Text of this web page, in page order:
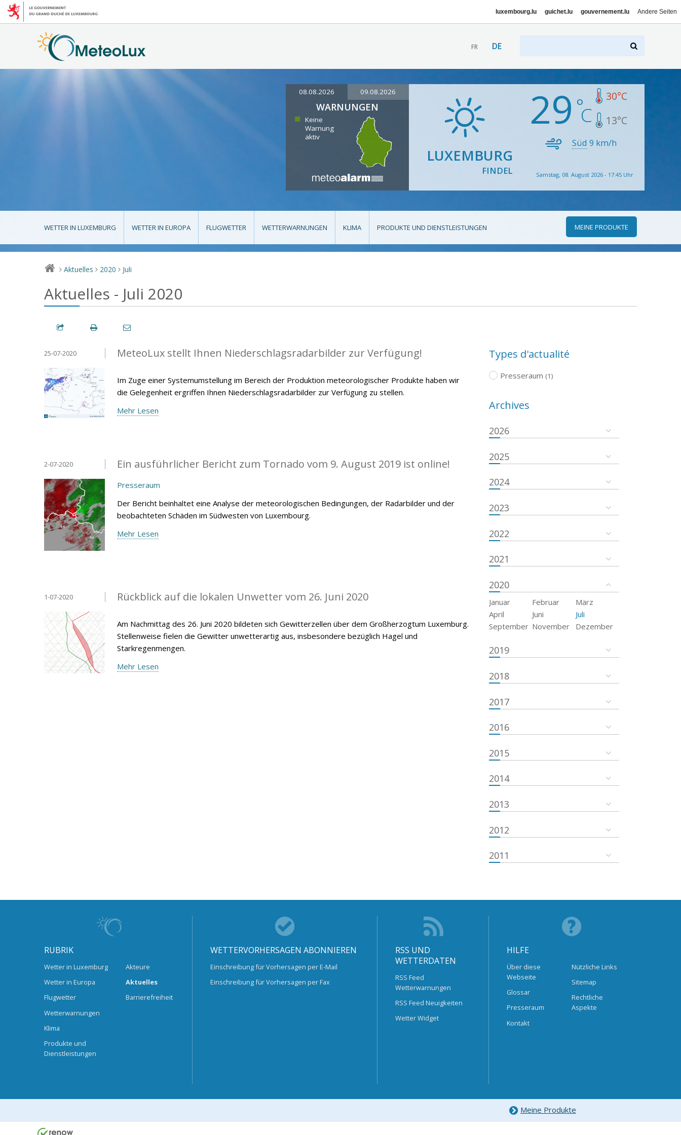
luxembourg.lu guichet.lu gouvernement.lu Andere Seiten
FR DE
08.08.2026 09.08.2026
WARNUNGEN
Keine
Warnung
aktiv
LUXEMBURG
FINDEL
29 30°C
13°C
Süd 9 km/h
Samstag, 08. August 2026 - 17:45 Uhr
WETTER IN LUXEMBURG WETTER IN EUROPA FLUGWETTER WETTERWARNUNGEN KLIMA PRODUKTE UND DIENSTLEISTUNGEN MEINE PRODUKTE
> Aktuelles > 2020 > Juli
Aktuelles - Juli 2020
MeteoLux stellt Ihnen Niederschlagsradarbilder zur Verfügung!
25-07-2020
Im Zuge einer Systemumstellung im Bereich der Produktion meteorologischer Produkte haben wir
die Gelegenheit ergriffen Ihnen Niederschlagsradarbilder zur Verfügung zu stellen.
Mehr Lesen
Ein ausführlicher Bericht zum Tornado vom 9. August 2019 ist online!
2-07-2020
Presseraum
Der Bericht beinhaltet eine Analyse der meteorologischen Bedingungen, der Radarbilder und der
beobachteten Schäden im Südwesten von Luxembourg.
Mehr Lesen
Rückblick auf die lokalen Unwetter vom 26. Juni 2020
1-07-2020
Am Nachmittag des 26. Juni 2020 bildeten sich Gewitterzellen über dem Großherzogtum Luxemburg.
Stellenweise fielen die Gewitter unwetterartig aus, insbesondere bezüglich Hagel und
Starkregenmengen.
Mehr Lesen
Types d'actualité
Presseraum (1)
Archives
2026
2025
2024
2023
2022
2021
2020
Januar Februar
März
April
Juni
Juli
September November Dezember
2019
2018
2017
2016
2015
2014
2013
2012
2011
RUBRIK
Wetter in Luxemburg
Wetter in Europa
Flugwetter
Wetterwarnungen
Klima
Produkte und
Dienstleistungen
Akteure
Aktuelles
Barrierefreiheit
WETTERVORHERSAGEN ABONNIEREN
Einschreibung für Vorhersagen per E-Mail
Einschreibung für Vorhersagen per Fax
RSS UND
WETTERDATEN
RSS Feed
Wetterwarnungen
RSS Feed Neuigkeiten
Wetter Widget
HILFE
Über diese
Webseite
Glossar
Presseraum
Kontakt
Nützliche Links
Sitemap
Rechtliche
Aspekte
Meine Produkte